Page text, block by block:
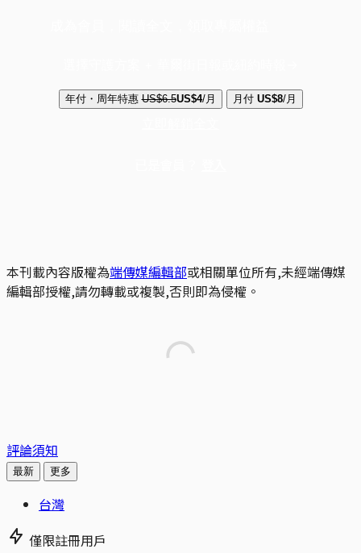
年付・周年特惠 US$6.5US$4/月 月付 US$8/月
本刊載內容版權為端傳媒編輯部或相關單位所有,未經端傳媒
編輯部授權,請勿轉載或複製,否則即為侵權。
評論須知
最新 更多
台灣
僅限註冊用戶